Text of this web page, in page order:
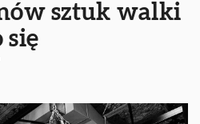
sztuk walki
się